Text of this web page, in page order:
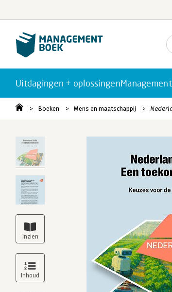
Uitdagingen + oplossingen
Boeken Mens en maatschappij